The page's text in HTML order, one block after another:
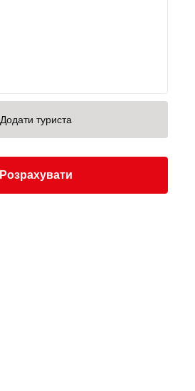
Додати туриста
Розрахувати